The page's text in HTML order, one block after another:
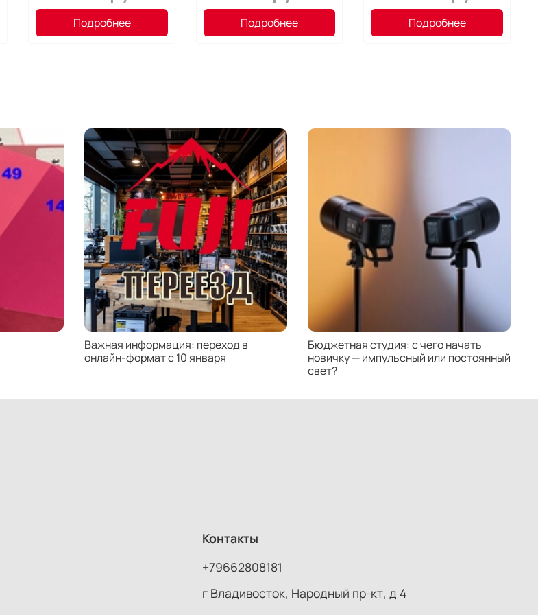
слоя из микрочастиц железа + 1 грязезащитный
слой. При этом грязезащитный слой представляет
собой автономную структуру.
Подробнее Подробнее Подробнее
Важная информация: переход в
онлайн-формат с 10 января
Бюджетная студия: с чего начать
новичку — импульсный или постоянный
свет?
Контакты
+79662808181
г Владивосток, Народный пр-кт, д 4